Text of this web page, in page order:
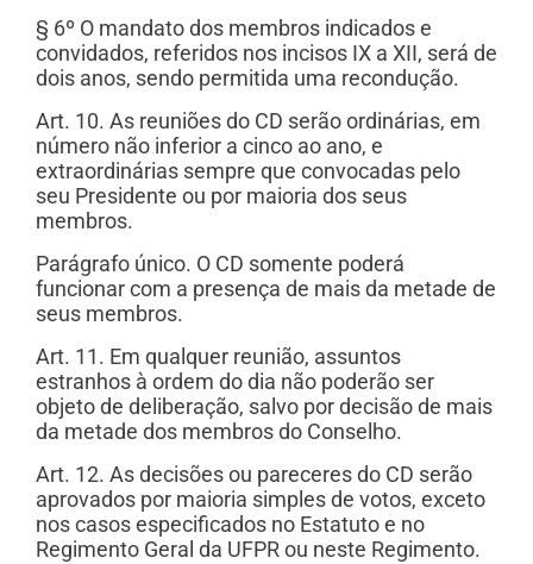
§ 6º O mandato dos membros indicados e
convidados, referidos nos incisos IX a XII, será de
dois anos, sendo permitida uma recondução.
Art. 10. As reuniões do CD serão ordinárias, em
número não inferior a cinco ao ano, e
extraordinárias sempre que convocadas pelo
seu Presidente ou por maioria dos seus
membros.
Parágrafo único. O CD somente poderá
funcionar com a presença de mais da metade de
seus membros.
Art. 11. Em qualquer reunião, assuntos
estranhos à ordem do dia não poderão ser
objeto de deliberação, salvo por decisão de mais
da metade dos membros do Conselho.
Art. 12. As decisões ou pareceres do CD serão
aprovados por maioria simples de votos, exceto
nos casos especificados no Estatuto e no
Regimento Geral da UFPR ou neste Regimento.